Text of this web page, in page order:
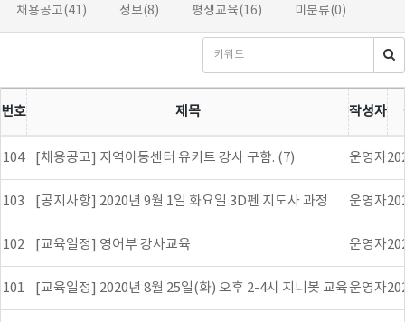
채용공고(41) 정보(8) 평생교육(16) 미분류(0)
번호 제목 작성자
104 [채용공고] 지역아동센터 유키트 강사 구함. (7) 운영자
103 [공지사항] 2020년 9월 1일 화요일 3D펜 지도사 과정 운영자
102 [교육일정] 영어부 강사교육 운영자
101 [교육일정] 2020년 8월 25일(화) 오후 2-4시 지니봇 교육운영자